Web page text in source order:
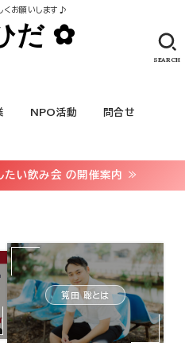
くお願いします♪
だ ✿
NPO活動 問合せ
SEARCH
たい飲み会 の開催案内 ≫
筧田 聡とは